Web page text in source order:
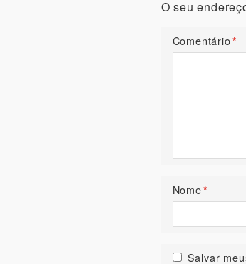
O seu
Comentário*
Nome*
Salvar